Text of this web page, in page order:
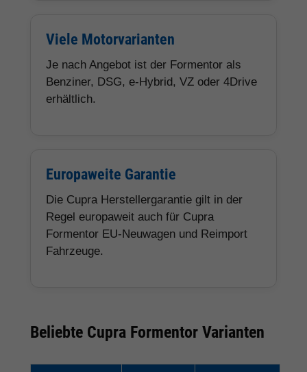
Viele Motorvarianten
Je nach Angebot ist der Formentor als
Benziner, DSG, e-Hybrid, VZ oder 4Drive
erhältlich.
Europaweite Garantie
Die Cupra Herstellergarantie gilt in der
Regel europaweit auch für Cupra
Formentor EU-Neuwagen und Reimport
Fahrzeuge.
Beliebte Cupra Formentor Varianten